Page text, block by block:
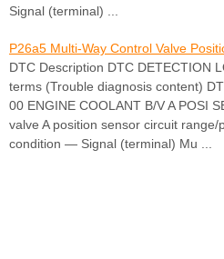
Signal (terminal) ...
P26a5 Multi-Way Control Valve
DTC Description DTC DETECTION
terms (Trouble diagnosis content)
00 ENGINE COOLANT B/V A POSI
valve A position sensor circuit
condition — Signal (terminal) Mu ...